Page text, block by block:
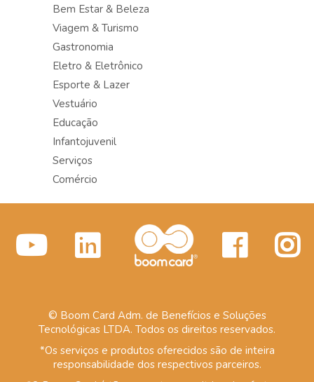
Bem Estar & Beleza
Viagem & Turismo
Gastronomia
Eletro & Eletrônico
Esporte & Lazer
Vestuário
Educação
Infantojuvenil
Serviços
Comércio
© Boom Card Adm. de Benefícios e Soluções
Tecnológicas LTDA. Todos os direitos reservados.
*Os serviços e produtos oferecidos são de inteira
responsabilidade dos respectivos parceiros.